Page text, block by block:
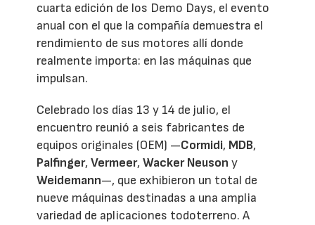
cuarta edición de los Demo Days, el evento
anual con el que la compañía demuestra el
rendimiento de sus motores allí donde
realmente importa: en las máquinas que
impulsan.
Celebrado los días 13 y 14 de julio, el
encuentro reunió a seis fabricantes de
equipos originales (OEM) —Cormidi, MDB,
Palfinger,Vermeer,Wacker Neuson y
Weidemann—, que exhibieron un total de
nueve máquinas destinadas a una amplia
variedad de aplicaciones todoterreno. A